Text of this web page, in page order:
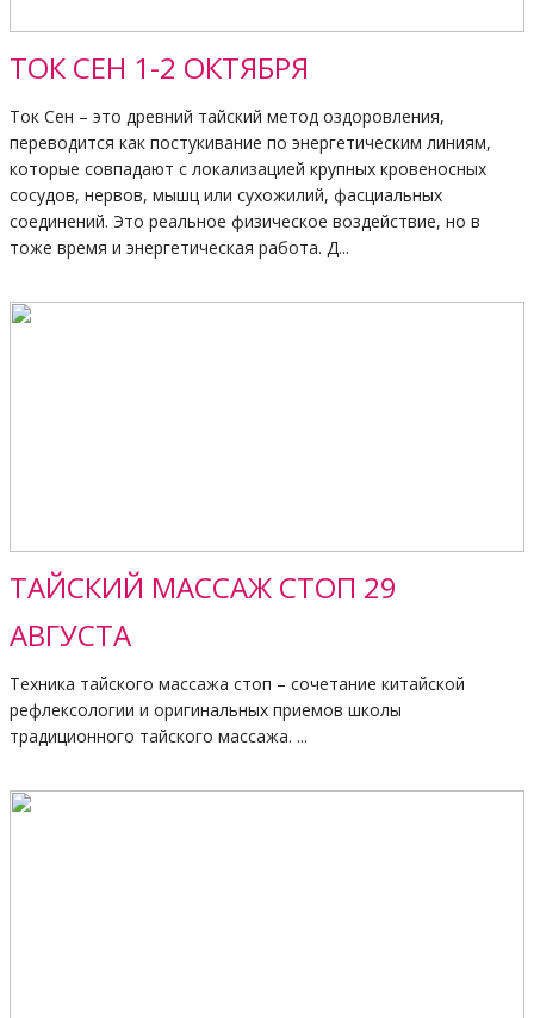
ТОК СЕН 1-2 ОКТЯБРЯ
Ток Сен – это древний тайский метод оздоровления,
переводится как постукивание по энергетическим линиям,
которые совпадают с локализацией крупных кровеносных
сосудов, нервов, мышц или сухожилий, фасциальных
соединений. Это реальное физическое воздействие, но в
тоже время и энергетическая работа. Д...
ТАЙСКИЙ МАССАЖ СТОП 29
АВГУСТА
Техника тайского массажа стоп – сочетание китайской
рефлексологии и оригинальных приемов школы
традиционного тайского массажа. ...